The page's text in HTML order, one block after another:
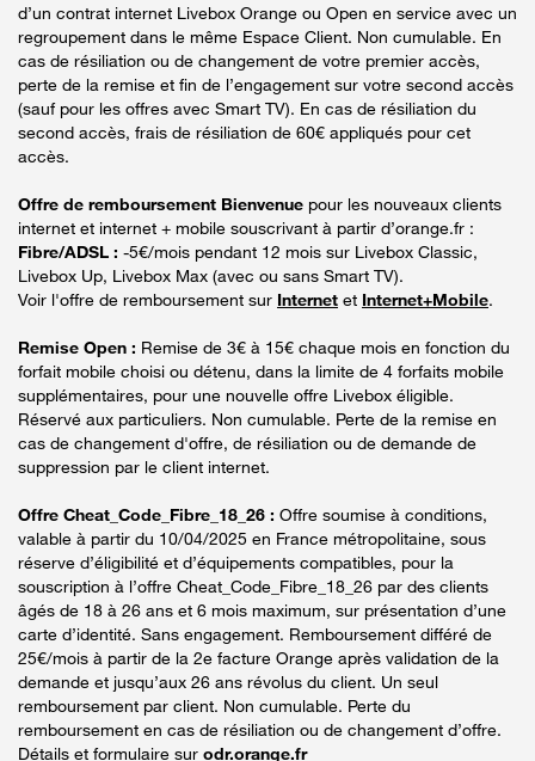
d’un contrat internet Livebox Orange ou Open en service avec un
regroupement dans le même Espace Client. Non cumulable. En
cas de résiliation ou de changement de votre premier accès,
perte de la remise et fin de l’engagement sur votre second accès
(sauf pour les offres avec Smart TV). En cas de résiliation du
second accès, frais de résiliation de 60€ appliqués pour cet
accès.
Offre de remboursement Bienvenue pour les nouveaux clients
internet et internet + mobile souscrivant à partir d’orange.fr :
Fibre/ADSL : -5€/mois pendant 12 mois sur Livebox Classic,
Livebox Up, Livebox Max (avec ou sans Smart TV).
Voir l'offre de remboursement sur Internet et Internet+Mobile.
Remise Open : Remise de 3€ à 15€ chaque mois en fonction du
forfait mobile choisi ou détenu, dans la limite de 4 forfaits mobile
supplémentaires, pour une nouvelle offre Livebox éligible.
Réservé aux particuliers. Non cumulable. Perte de la remise en
cas de changement d'offre, de résiliation ou de demande de
suppression par le client internet.
Offre Cheat_Code_Fibre_18_26 : Offre soumise à conditions,
valable à partir du 10/04/2025 en France métropolitaine, sous
réserve d’éligibilité et d’équipements compatibles, pour la
souscription à l’offre Cheat_Code_Fibre_18_26 par des clients
âgés de 18 à 26 ans et 6 mois maximum, sur présentation d’une
carte d’identité. Sans engagement. Remboursement différé de
25€/mois à partir de la 2e facture Orange après validation de la
demande et jusqu’aux 26 ans révolus du client. Un seul
remboursement par client. Non cumulable. Perte du
remboursement en cas de résiliation ou de changement d’offre.
Détails et formulaire sur odr.orange.fr